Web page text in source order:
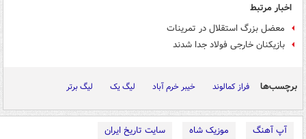
اخبار مرتبط
معضل بزرگ استقلال در تمرینات
بازیکنان خارجی فولاد جدا شدند
برچسب‌ها فراز کمالوند خیبر خرم آباد لیگ یک لیگ برتر
آپ آهنگ موزیک شاه
سایت تاریخ ایران